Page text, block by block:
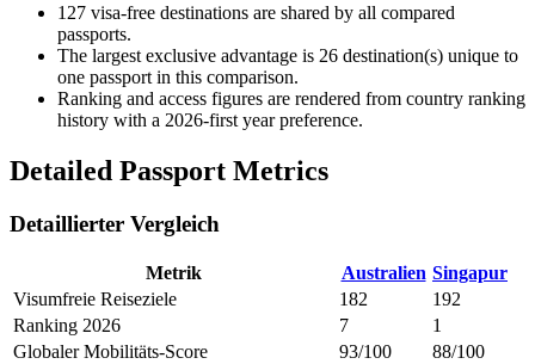
127 visa-free destinations are shared by all compared
passports.
The largest exclusive advantage is 26 destination(s) unique to
one passport in this comparison.
Ranking and access figures are rendered from country ranking
history with a 2026-first year preference.
Detailed Passport Metrics
Detaillierter Vergleich
Metrik Australien Singapur
Visumfreie Reiseziele
182
192
Ranking 2026
7
1
Globaler Mobilitäts-Score
93/100
88/100